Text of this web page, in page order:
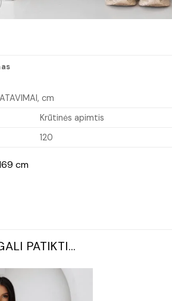
cm
Krūtinės apimtis
120
cm
PATIKTI…